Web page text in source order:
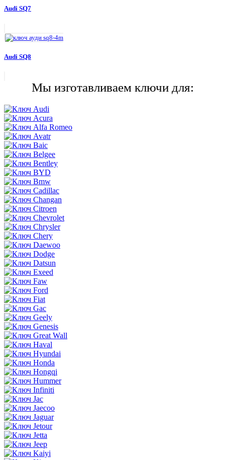
Audi SQ7
Audi SQ8
Мы изготавливаем ключи для: